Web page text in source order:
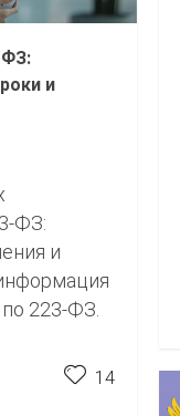
ФЗ:
и
ФЗ:
и
223-ФЗ.
14